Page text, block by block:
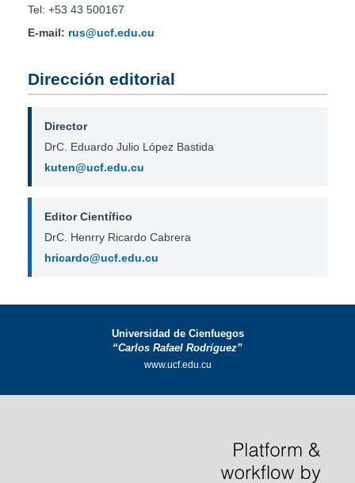
Tel: +53 43 500167
E-mail: rus@ucf.edu.cu
Dirección editorial
Director
DrC. Eduardo Julio López Bastida
kuten@ucf.edu.cu
Editor Científico
DrC. Henrry Ricardo Cabrera
hricardo@ucf.edu.cu
Universidad de Cienfuegos
“Carlos Rafael Rodríguez”
www.ucf.edu.cu